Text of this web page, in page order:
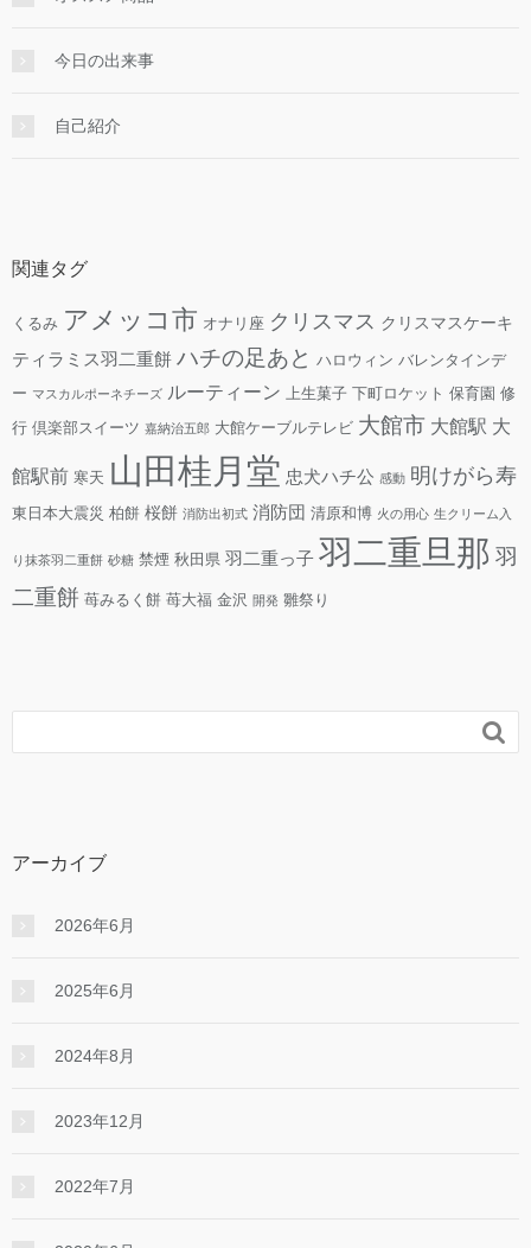
今日の出来事
自己紹介
関連タグ
くるみ アメッコ市 オナリ座 クリスマス クリスマスケーキ
ティラミス羽二重餅 ハチの足あと ハロウィン バレンタインデ
ー マスカルポーネチーズ ルーティーン 上生菓子 下町ロケット 保育園 修
行 倶楽部スイーツ 嘉納治五郎 大館ケーブルテレビ 大館市 大館駅 大
館駅前 寒天 山田桂月堂 忠犬ハチ公 感動 明けがら寿
東日本大震災 柏餅 桜餅 消防出初式 消防団 清原和博 火の用心 生クリーム入
り抹茶羽二重餅 砂糖 禁煙 秋田県 羽二重っ子 羽二重旦那 羽
二重餅 苺みるく餅 苺大福 金沢 開発 雛祭り

アーカイブ
2026年6月
2025年6月
2024年8月
2023年12月
2022年7月